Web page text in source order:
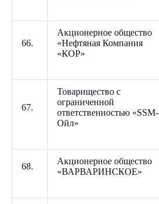
66.
Акционерное общество
«Нефтяная Компания
«КОР»
67.
Товарищество с
ограниченной
ответственностью «SSM-
Ойл»
68.
Акционерное общество
«ВАРВАРИНСКОЕ»